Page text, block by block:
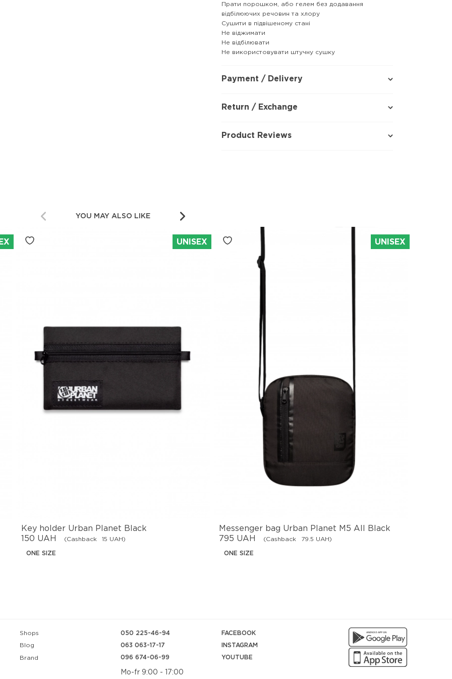
Прати порошком, або гелем без додавання
відбілюючих речовин та хлору
Сушити в підвішеному стані
Не віджимати
Не відбілювати
Не використовувати штучну сушку
Payment / Delivery
Return / Exchange
Product Reviews
YOU MAY ALSO LIKE
UNISEX
Key holder Urban Planet Black
150 UAH
(Cashback 15 UAH)
ONE SIZE
UNISEX
Messenger bag Urban Planet M5 All Black
795 UAH
(Cashback 79.5 UAH)
ONE SIZE
Shops
Blog
Brand
050 225-46-94
063 063-17-17
096 674-06-99
Mo-fr 9:00 - 17:00
FACEBOOK
INSTAGRAM
YOUTUBE